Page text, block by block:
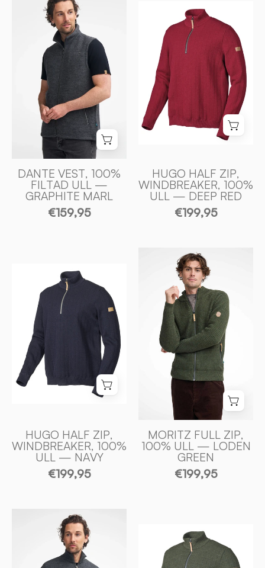
VEST,
100%
FILTAD
ULL
—
GRAPHITE
MARL
-
Ivanhoe
of
Sweden
DANTE VEST, 100%
FILTAD ULL —
GRAPHITE MARL
€159,95
HUGO
HALF
ULL
RED
of
Sweden
HUGO HALF ZIP,
WINDBREAKER, 100%
ULL — DEEP RED
€199,95
HUGO
HALF
WINDBREAKER,
-
Sweden
HUGO HALF ZIP,
WINDBREAKER, 100%
ULL — NAVY
€199,95
MORITZ
FULL
ZIP,
100%
ULL
—
LODEN
GREEN
-
Ivanhoe
of
Sweden
MORITZ FULL ZIP,
100% ULL — LODEN
GREEN
€199,95
HUGO
HALF
ZIP,
WINDBREAKER,
HUGO
HALF
ZIP,